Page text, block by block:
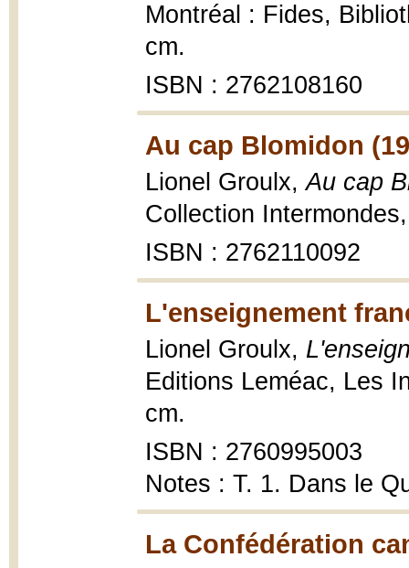
Montréal : Fides,
cm.
ISBN : 2762108160
Au cap Blomidon
Lionel Groulx,Au cap
Collection
ISBN : 2762110092
L'enseignement
Lionel Groulx,
Editions Leméac, Les
cm.
ISBN : 2760995003
Notes : T. 1. Dans le
La Confédération